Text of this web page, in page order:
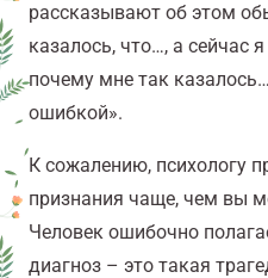
рассказывают об этом
казалось, что…, а сейчас
почему мне так
ошибкой».
К сожалению, психологу
признания чаще, чем вы
Человек ошибочно
диагноз – это такая